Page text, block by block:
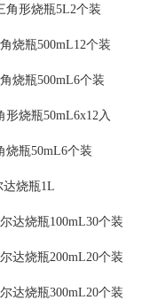
角形烧瓶5L2个装
烧瓶500mL12个装
烧瓶500mL6个装
形烧瓶50mL6x12入
烧瓶50mL6个装
达烧瓶1L
达烧瓶100mL30个装
达烧瓶200mL20个装
达烧瓶300mL20个装